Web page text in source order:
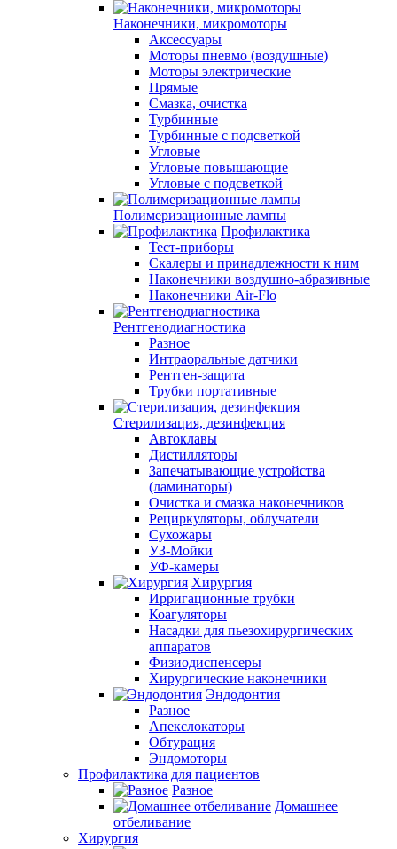
Наконечники, микромоторы
Аксессуары
Моторы пневмо (воздушные)
Моторы электрические
Прямые
Смазка, очистка
Турбинные
Турбинные с подсветкой
Угловые
Угловые повышающие
Угловые с подсветкой
Полимеризационные лампы
Профилактика
Тест-приборы
Скалеры и принадлежности к ним
Наконечники воздушно-абразивные
Наконечники Air-Flo
Рентгенодиагностика
Разное
Интраоральные датчики
Рентген-защита
Трубки портативные
Стерилизация, дезинфекция
Автоклавы
Дистилляторы
Запечатывающие устройства
(ламинаторы)
Очистка и смазка наконечников
Рециркуляторы, облучатели
Сухожары
УЗ-Мойки
УФ-камеры
Хирургия
Ирригационные трубки
Коагуляторы
Насадки для пьезохирургических
аппаратов
Физиодиспенсеры
Хирургические наконечники
Эндодонтия
Разное
Апекслокаторы
Обтурация
Эндомоторы
Профилактика для пациентов
Разное
Домашнее
отбеливание
Хирургия